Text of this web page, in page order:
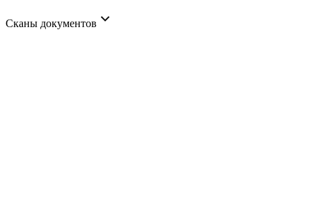
Сканы документов